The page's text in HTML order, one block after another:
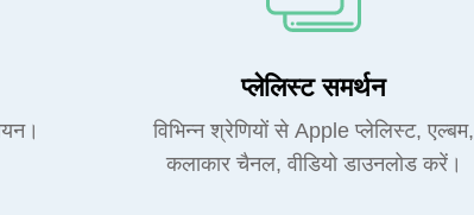
प्लेलिस्ट समर्थन
विभिन्न श्रेणियों से Apple प्लेलिस्ट, एल्बम,
कलाकार चैनल, वीडियो डाउनलोड करें।